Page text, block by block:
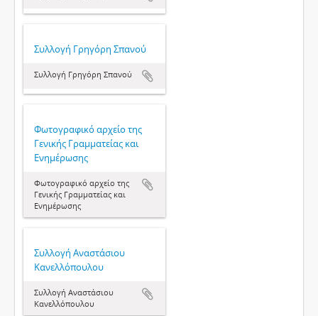
Συλλογή Γρηγόρη Σπανού
Συλλογή Γρηγόρη Σπανού
Φωτογραφικό αρχείο της
Γενικής Γραμματείας και
Ενημέρωσης
Φωτογραφικό αρχείο της
Γενικής Γραμματείας και
Ενημέρωσης
Συλλογή Αναστάσιου
Κανελλόπουλου
Συλλογή Αναστάσιου
Κανελλόπουλου